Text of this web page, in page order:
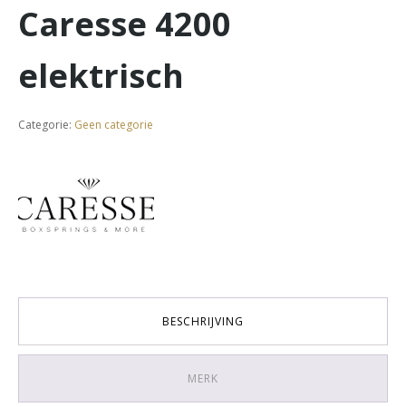
Caresse 4200
elektrisch
Categorie: Geen categorie
BESCHRIJVING
MERK